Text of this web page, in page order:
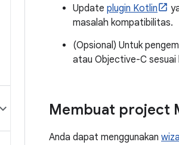
Update plugin Kotlin
masalah kompatibilitas.
(Opsional) Untuk
atau Objective-C sesuai
Membuat project
Anda dapat menggunakan